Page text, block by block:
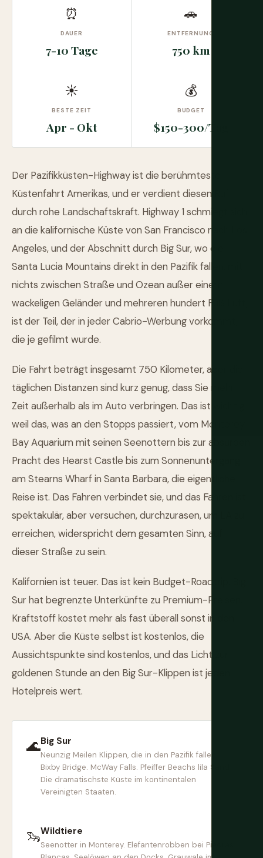
⏰
DAUER
7-10 Tage
🚗
ENTFERNUNG
750 km
☀
BESTE ZEIT
Apr - Okt
💰
BUDGET
$150-300/Tag
Der Pazifikküsten-Highway ist die berühmteste
Küstenfahrt Amerikas, und er verdient diesen Ruf
durch rohe Landschaftskraft. Highway 1 schmiegt sich
an die kalifornische Küste von San Francisco nach Los
Angeles, und der Abschnitt durch Big Sur, wo die
Santa Lucia Mountains direkt in den Pazifik fallen, mit
nichts zwischen Straße und Ozean außer einem
wackeligen Geländer und mehreren hundert Fuß Luft,
ist der Teil, der in jeder Cabrio-Werbung vorkommt,
die je gefilmt wurde.
Die Fahrt beträgt insgesamt 750 Kilometer, aber die
täglichen Distanzen sind kurz genug, dass Sie mehr
Zeit außerhalb als im Auto verbringen. Das ist wichtig,
weil das, was an den Stopps passiert, vom Monterey
Bay Aquarium mit seinen Seenottern bis zur absurden
Pracht des Hearst Castle bis zum Sonnenuntergang
am Stearns Wharf in Santa Barbara, die eigentliche
Reise ist. Das Fahren verbindet sie, und das Fahren ist
spektakulär, aber versuchen, durchzurasen, um LA zu
erreichen, widerspricht dem gesamten Sinn, auf
dieser Straße zu sein.
Kalifornien ist teuer. Das ist kein Budget-Roadtrip. Big
Sur hat begrenzte Unterkünfte zu Premium-Preisen.
Kraftstoff kostet mehr als fast überall sonst in den
USA. Aber die Küste selbst ist kostenlos, die
Aussichtspunkte sind kostenlos, und das Licht zur
goldenen Stunde an den Big Sur-Klippen ist jeden
Hotelpreis wert.
🌊Big Sur
Neunzig Meilen Klippen, die in den Pazifik fallen.
Bixby Bridge. McWay Falls. Pfeiffer Beachs lila Sand.
Die dramatischste Küste im kontinentalen
Vereinigten Staaten.
🦦Wildtiere
Seenotter in Monterey. Elefantenrobben bei Piedras